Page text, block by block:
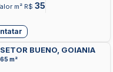
m² R$ 35
BUENO, GOIANIA
m²